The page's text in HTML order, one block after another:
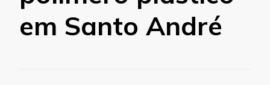
em Santo André